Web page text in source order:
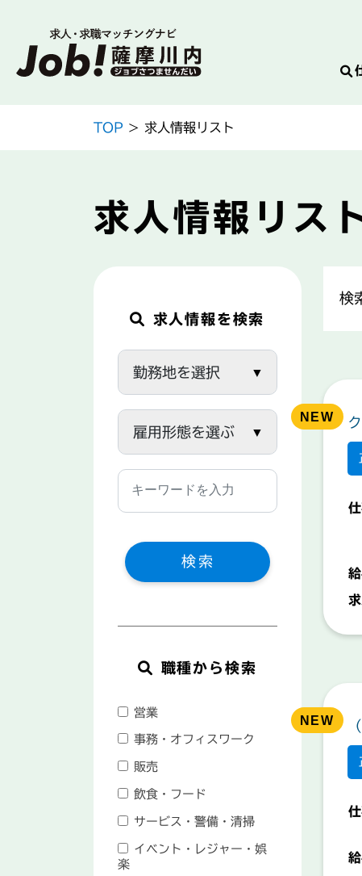
TOP > 求人情報リスト
求人情報リス
求人情報を検索
検索
職種から検索
営業
事務・オフィスワーク
販売
飲食・フード
サービス・警備・清掃
イベント・レジャー・娯
楽
検